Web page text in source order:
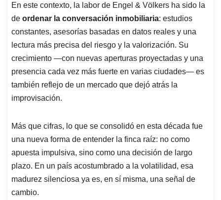
En este contexto, la labor de Engel & Völkers ha sido la
de ordenar la conversación inmobiliaria: estudios
constantes, asesorías basadas en datos reales y una
lectura más precisa del riesgo y la valorización. Su
crecimiento —con nuevas aperturas proyectadas y una
presencia cada vez más fuerte en varias ciudades— es
también reflejo de un mercado que dejó atrás la
improvisación.
Más que cifras, lo que se consolidó en esta década fue
una nueva forma de entender la finca raíz: no como
apuesta impulsiva, sino como una decisión de largo
plazo. En un país acostumbrado a la volatilidad, esa
madurez silenciosa ya es, en sí misma, una señal de
cambio.